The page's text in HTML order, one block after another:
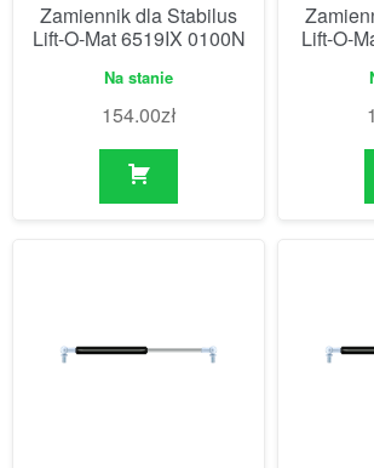
Zamiennik dla Stabilus
Lift-O-Mat 6519IX 0100N
Na stanie
154.00zł
Lift-O-